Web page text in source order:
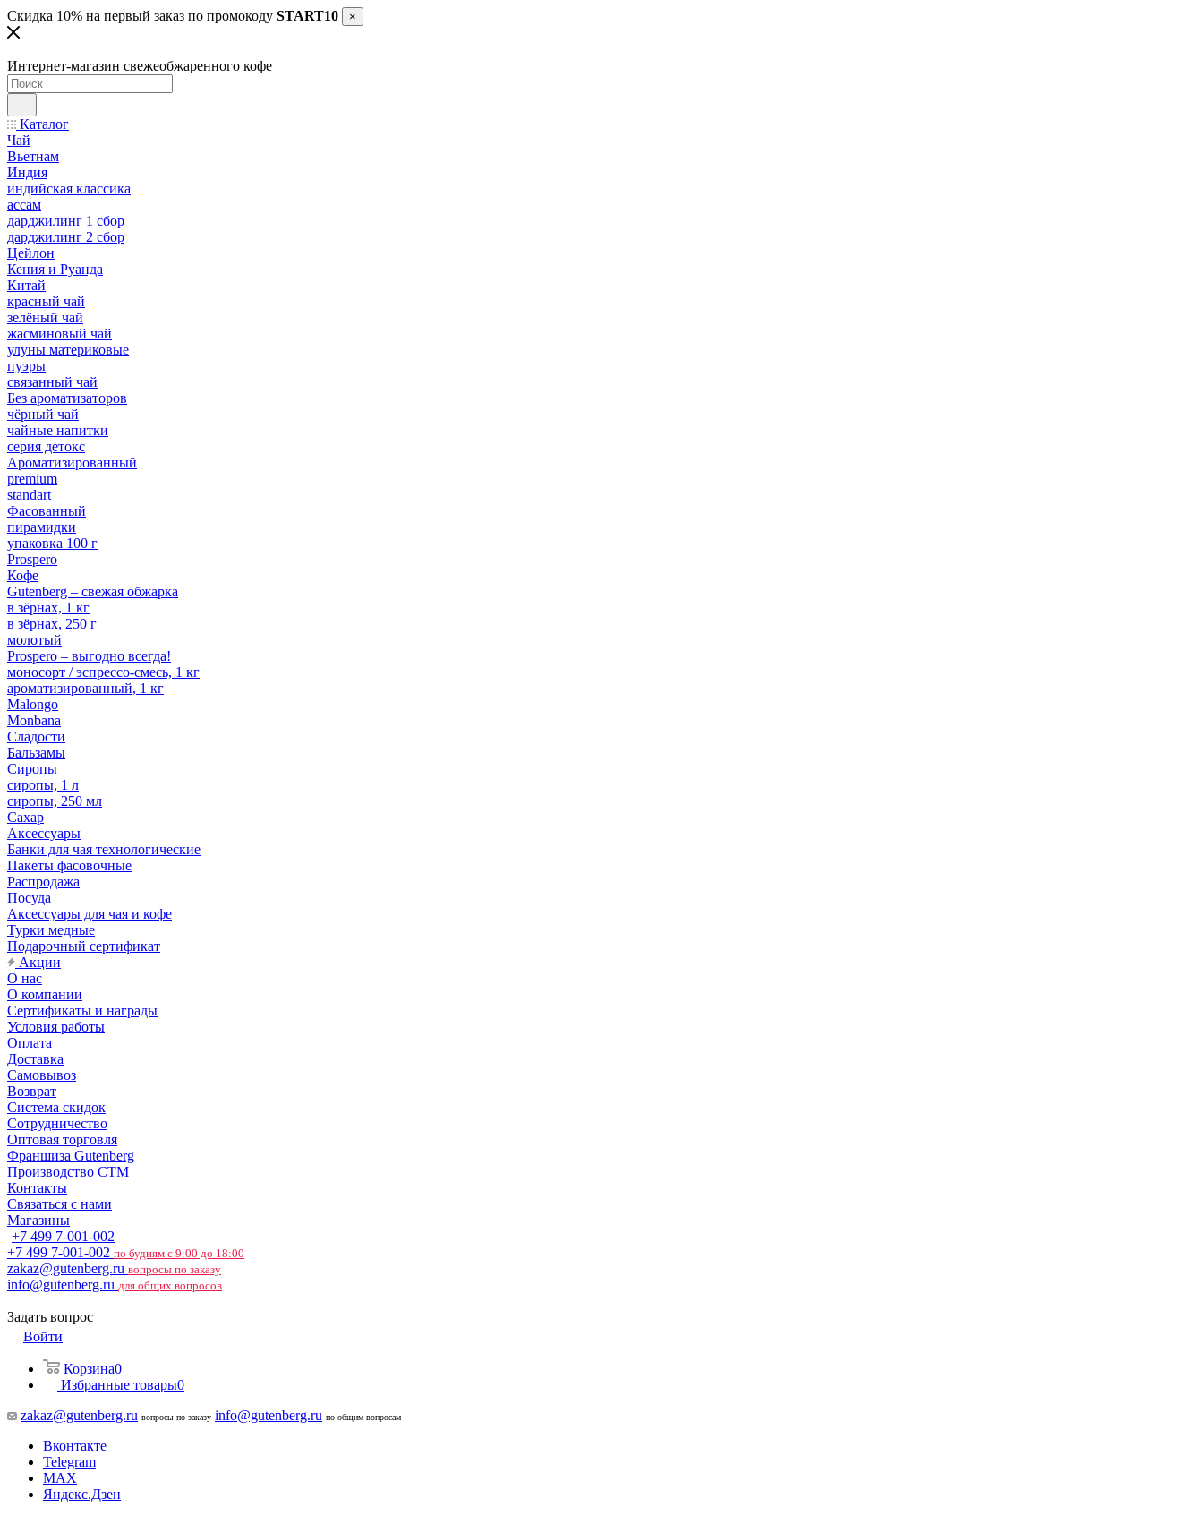
Скидка 10% на первый заказ по промокоду START10 ×
Интернет-магазин свежеобжаренного кофе
Каталог
Чай
Вьетнам
Индия
индийская классика
ассам
дарджилинг 1 сбор
дарджилинг 2 сбор
Цейлон
Кения и Руанда
Китай
красный чай
зелёный чай
жасминовый чай
улуны материковые
пуэры
связанный чай
Без ароматизаторов
чёрный чай
чайные напитки
серия детокс
Ароматизированный
premium
standart
Фасованный
пирамидки
упаковка 100 г
Prospero
Кофе
Gutenberg – свежая обжарка
в зёрнах, 1 кг
в зёрнах, 250 г
молотый
Prospero – выгодно всегда!
моносорт / эспрессо-смесь, 1 кг
ароматизированный, 1 кг
Malongo
Monbana
Сладости
Бальзамы
Сиропы
сиропы, 1 л
сиропы, 250 мл
Сахар
Аксессуары
Банки для чая технологические
Пакеты фасовочные
Распродажа
Посуда
Аксессуары для чая и кофе
Турки медные
Подарочный сертификат
Акции
О нас
О компании
Сертификаты и награды
Условия работы
Оплата
Доставка
Самовывоз
Возврат
Система скидок
Сотрудничество
Оптовая торговля
Франшиза Gutenberg
Производство СТМ
Контакты
Связаться с нами
Магазины
+7 499 7-001-002
+7 499 7-001-002 по будням с 9:00 до 18:00
zakaz@gutenberg.ru вопросы по заказу
info@gutenberg.ru для общих вопросов
Задать вопрос
Войти
Корзина0
Избранные товары0
zakaz@gutenberg.ru вопросы по заказу info@gutenberg.ru по общим вопросам
Вконтакте
Telegram
MAX
Яндекс.Дзен